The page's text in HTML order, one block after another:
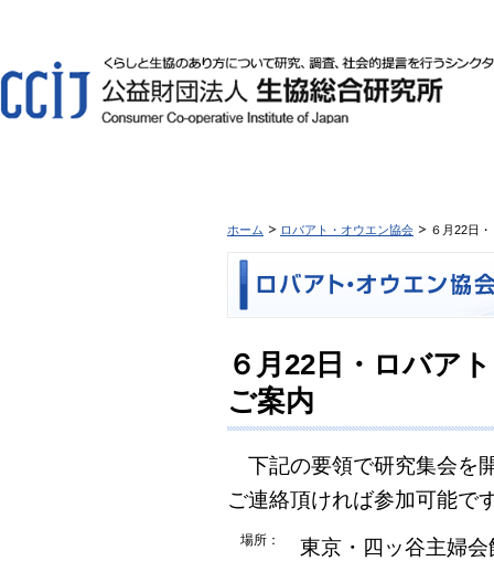
ホーム ロバアト・オウエン協会 ６月22日
６月22日・ロバア
ご案内
下記の要領で研究集会を
ご連絡頂ければ参加可能で
場所： 東京・四ッ谷主婦